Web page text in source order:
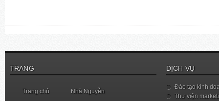
TRANG
Trang chủ Nhà Nguyễn
DỊCH VỤ
Đào tạo kinh
Thư viện